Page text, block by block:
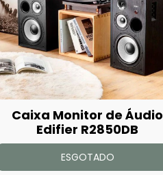
Caixa Monitor de Áudio
Edifier R2850DB
ESGOTADO